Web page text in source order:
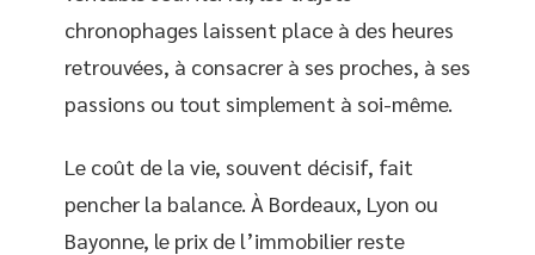
chronophages laissent place à des heures
retrouvées, à consacrer à ses proches, à ses
passions ou tout simplement à soi-même.
Le coût de la vie, souvent décisif, fait
pencher la balance. À Bordeaux, Lyon ou
Bayonne, le prix de l’immobilier reste